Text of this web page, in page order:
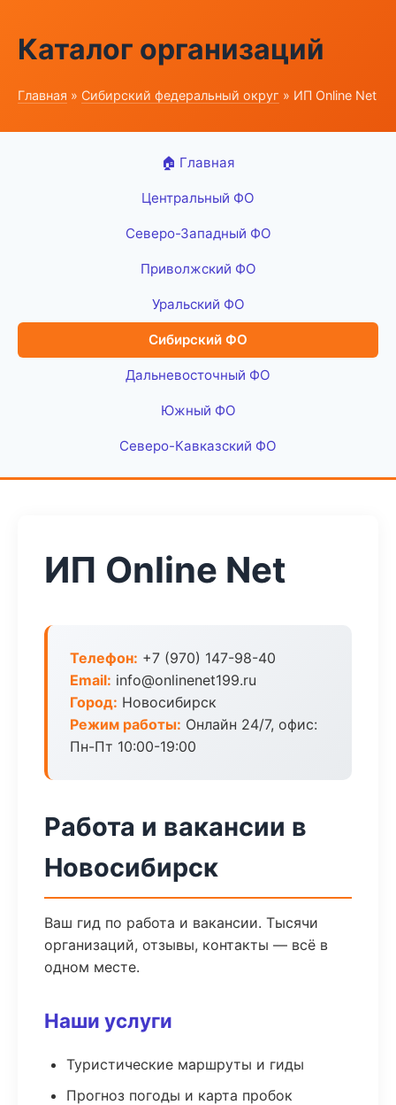
Каталог организаций
Главная » Сибирский федеральный округ » ИП Online Net
🏠 Главная
Центральный ФО
Северо-Западный ФО
Приволжский ФО
Уральский ФО
Сибирский ФО
Дальневосточный ФО
Южный ФО
Северо-Кавказский ФО
ИП Online Net
Телефон: +7 (970) 147-98-40
Email: info@onlinenet199.ru
Город: Новосибирск
Режим работы: Онлайн 24/7, офис:
Пн-Пт 10:00-19:00
Работа и вакансии в
Новосибирск
Ваш гид по работа и вакансии. Тысячи
организаций, отзывы, контакты — всё в
одном месте.
Наши услуги
Туристические маршруты и гиды
Прогноз погоды и карта пробок